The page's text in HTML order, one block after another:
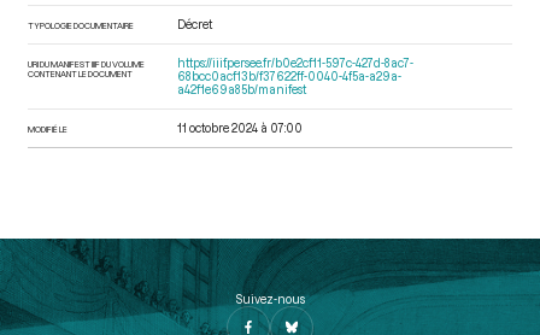
TYPOLOGIE DOCUMENTAIRE Décret
URI DU MANIFEST IIIF DU VOLUME
CONTENANT LE DOCUMENT
https://iiif.persee.fr/b0e2cf11-597c-427d-8ac7-
68bcc0acf13b/f37622ff-0040-4f5a-a29a-
a42f1e69a85b/manifest
MODIFIÉ LE 11 octobre 2024 à 07:00
Suivez-nous